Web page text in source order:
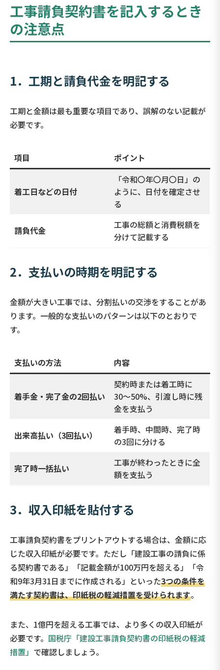
工事請負契約書を記入するとき
の注意点
1．工期と請負代金を明記する
工期と金額は最も重要な項目であり、誤解のない記載が
必要です。
項目 ポイント
着工日などの日付
「令和〇年〇月〇日」の
ように、日付を確定させ
る
請負代金
工事の総額と消費税額を
分けて記載する
2．支払いの時期を明記する
金額が大きい工事では、分割払いの交渉をすることがあ
ります。一般的な支払いのパターンは以下のとおりで
す。
支払いの方法 内容
着手金・完了金の2回払い
契約時または着工時に
30〜50%、引渡し時に残
金を支払う
出来高払い（3回払い）
着手時、中間時、完了時
の3回に分ける
完了時一括払い
工事が終わったときに全
額を支払う
3．収入印紙を貼付する
工事請負契約書をプリントアウトする場合は、金額に応
じた収入印紙が必要です。ただし「建設工事の請負に係
る契約書である」「記載金額が100万円を超える」「令
和9年3月31日までに作成される」といった3つの条件を
満たす契約書は、印紙税の軽減措置を受けられます。
また、1億円を超える工事では、より多くの収入印紙が
必要です。 国税庁「建設工事請負契約書の印紙税の軽減
措置」 で確認しましょう。